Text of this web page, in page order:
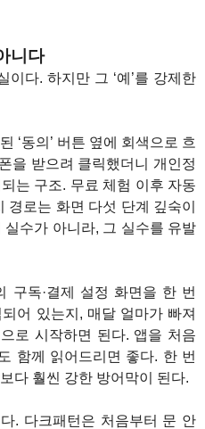
니다
이다. 하지만 그 ‘예’를 강제한
‘동의’ 버튼 옆에 회색으로 흐
을 받으려 클릭했더니 개인정
는 구조. 무료 체험 이후 자동
경로는 화면 다섯 단계 깊숙이
수가 아니라, 그 실수를 유발
구독·결제 설정 화면을 한 번
어 있는지, 매달 얼마가 빠져
로 시작하면 된다. 앱을 처음
함께 읽어드리면 좋다. 한 번
다 훨씬 강한 방어막이 된다.
. 다크패턴은 처음부터 문 안